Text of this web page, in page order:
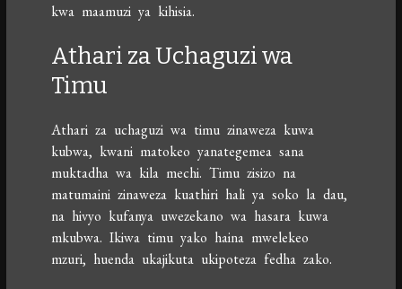
kwa maamuzi ya kihisia.
Athari za Uchaguzi wa
Timu
Athari za uchaguzi wa timu zinaweza kuwa
kubwa, kwani matokeo yanategemea sana
muktadha wa kila mechi. Timu zisizo na
matumaini zinaweza kuathiri hali ya soko la dau,
na hivyo kufanya uwezekano wa hasara kuwa
mkubwa. Ikiwa timu yako haina mwelekeo
mzuri, huenda ukajikuta ukipoteza fedha zako.